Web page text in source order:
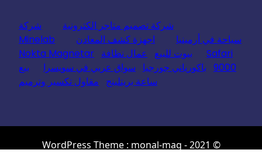
شركة تصميم متاجر الكترونية
شركة
سياحة في أرمينيا
اجهزة كشف المعادن
Minelab
Safari
بيوت للبيع عمال نظافة Nokta Magnetar
9000 باكورياني جورجيا سواق عربي في سويسرا
بيع
ساعة بريتلينج
مقاول تكسير وترميم
© 2021 - WordPress Theme : monal-mag